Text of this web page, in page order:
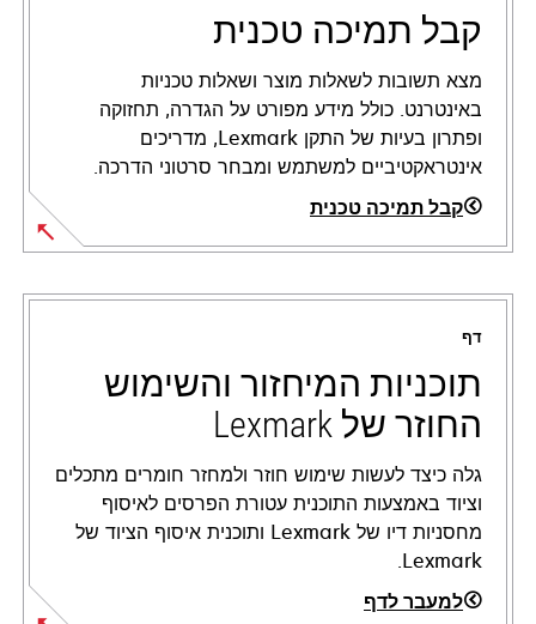
קבל תמיכה טכנית
מצא תשובות לשאלות מוצר ושאלות טכניות
באינטרנט. כולל מידע מפורט על הגדרה, תחזוקה
ופתרון בעיות של התקן Lexmark, מדריכים
אינטראקטיביים למשתמש ומבחר סרטוני הדרכה.
קבל תמיכה טכנית
opens
in
new
tab
דף
תוכניות המיחזור והשימוש
החוזר של Lexmark
גלה כיצד לעשות שימוש חוזר ולמחזר חומרים מתכלים
וציוד באמצעות התוכנית עטורת הפרסים לאיסוף
מחסניות דיו של Lexmark ותוכנית איסוף הציוד של
Lexmark.
למעבר לדף